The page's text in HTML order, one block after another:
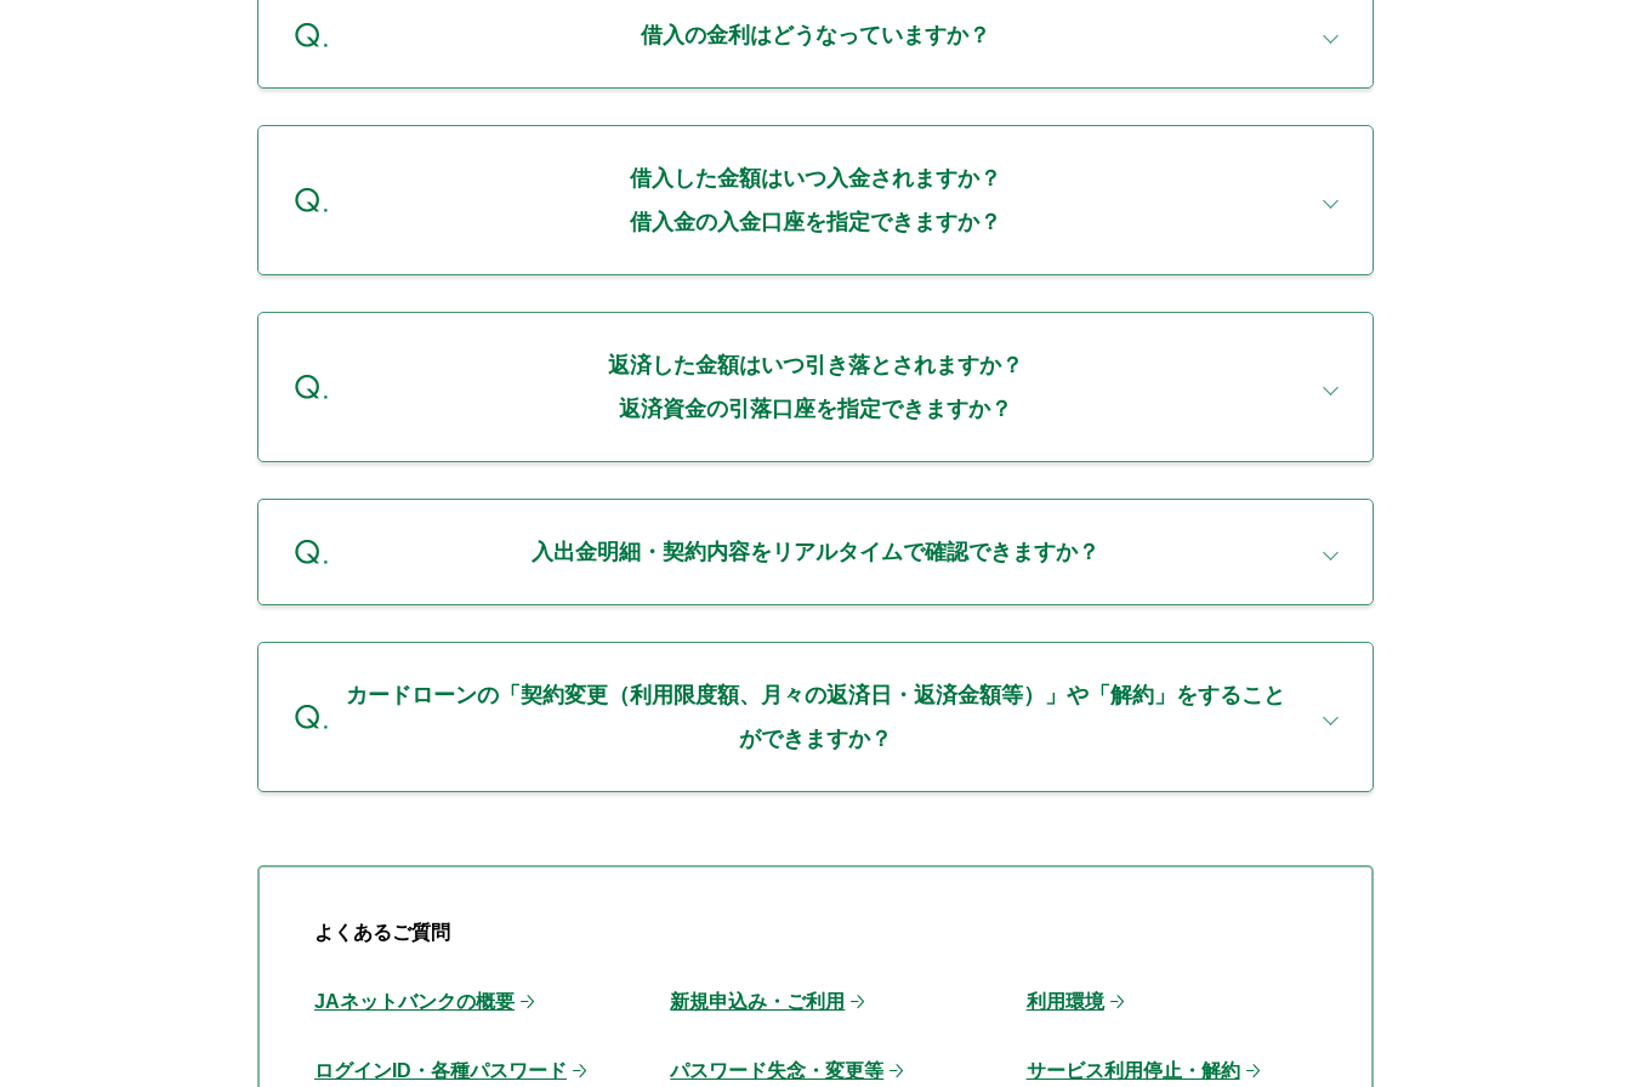
借入の金利はどうなっていますか？
借入した金額はいつ入金されますか？
借入金の入金口座を指定できますか？
返済した金額はいつ引き落とされますか？
返済資金の引落口座を指定できますか？
入出金明細・契約内容をリアルタイムで確認できますか？
カードローンの「契約変更（利用限度額、月々の返済日・返済金額等）」や「解約」をすること
ができますか？
よくあるご質問
JAネットバンクの概要 新規申込み・ご利用 利用環境
ログインID・各種パスワード パスワード失念・変更等 サービス利用停止・解約